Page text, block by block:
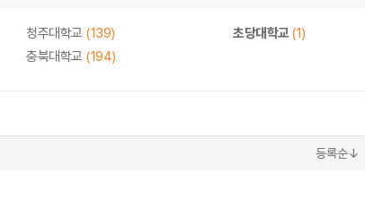
청주대학교 (139) 초당대학교(1)
충북대학교 (194)
등록순↓